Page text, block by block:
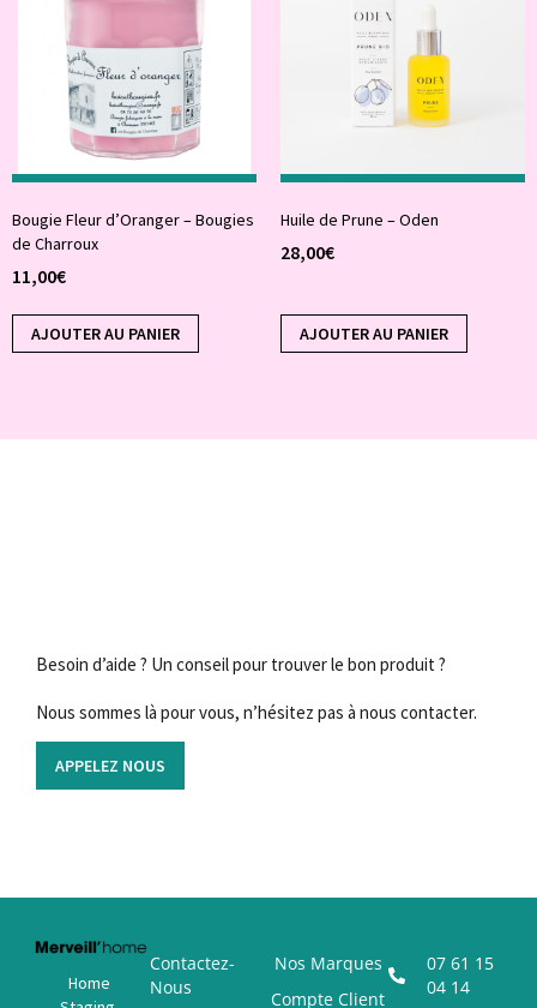
Bougie Fleur d’Oranger – Bougies
de Charroux
11,00€
AJOUTER AU PANIER
Huile de Prune – Oden
28,00€
AJOUTER AU PANIER
Besoin d’aide ? Un conseil pour trouver le bon produit ?
Nous sommes là pour vous, n’hésitez pas à nous contacter.
APPELEZ NOUS
Home
Contactez-
Nous
Nos Marques
Compte Client
07 61 15
04 14